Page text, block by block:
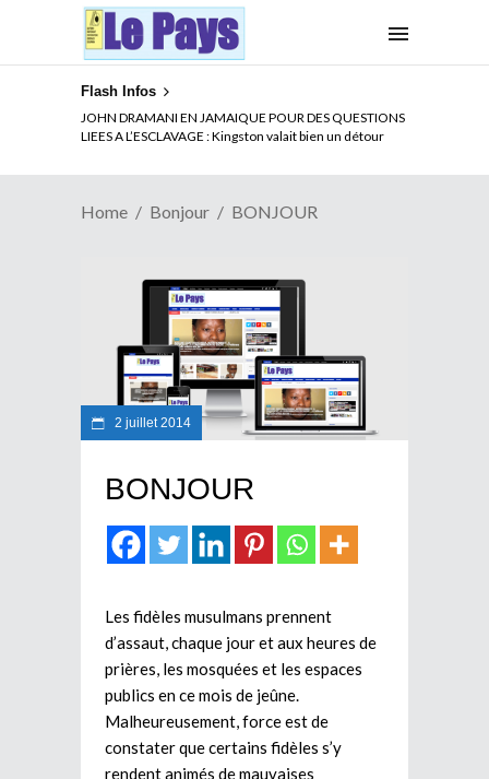
Flash Infos
JOHN DRAMANI EN JAMAIQUE POUR DES QUESTIONS
LIEES A L’ESCLAVAGE : Kingston valait bien un détour
Home Bonjour BONJOUR
2 juillet 2014
BONJOUR
Les fidèles musulmans prennent
d’assaut, chaque jour et aux heures de
prières, les mosquées et les espaces
publics en ce mois de jeûne.
Malheureusement, force est de
constater que certains fidèles s’y
rendent animés de mauvaises